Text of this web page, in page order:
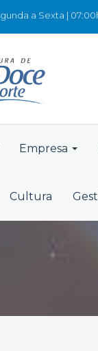
a Sexta | 07:00h
Empresa
Cultura